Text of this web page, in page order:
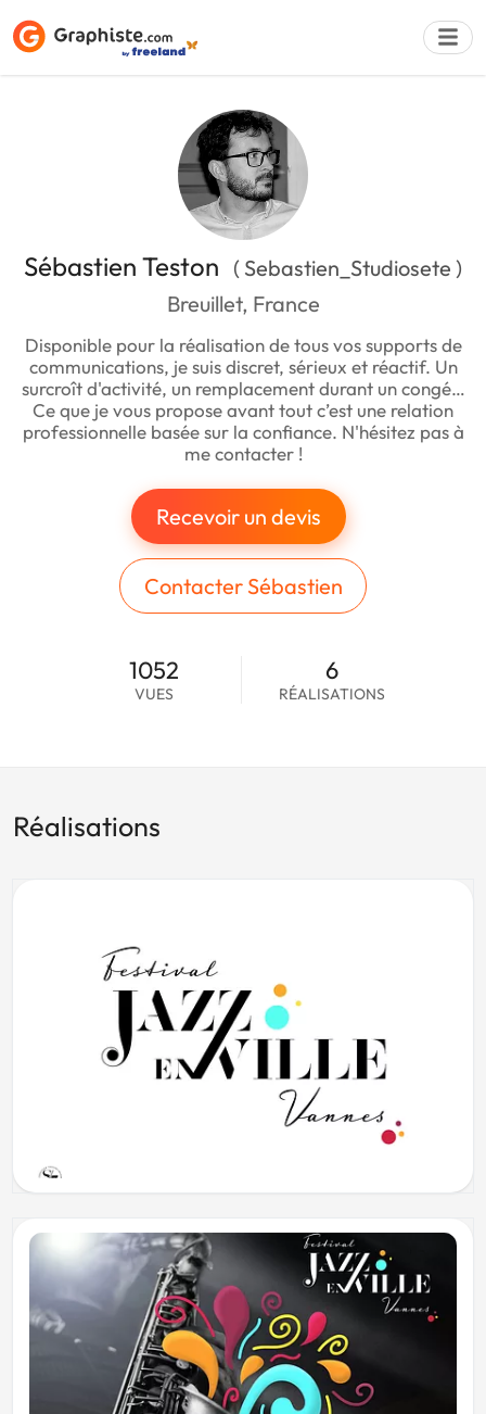
Sébastien Teston ( Sebastien_Studiosete )
Breuillet, France
Disponible pour la réalisation de tous vos supports de
communications, je suis discret, sérieux et réactif. Un
surcroît d'activité, un remplacement durant un congé…
Ce que je vous propose avant tout c’est une relation
professionnelle basée sur la confiance. N'hésitez pas à
me contacter !
Recevoir un devis
Contacter Sébastien
1052
VUES
6
RÉALISATIONS
Réalisations